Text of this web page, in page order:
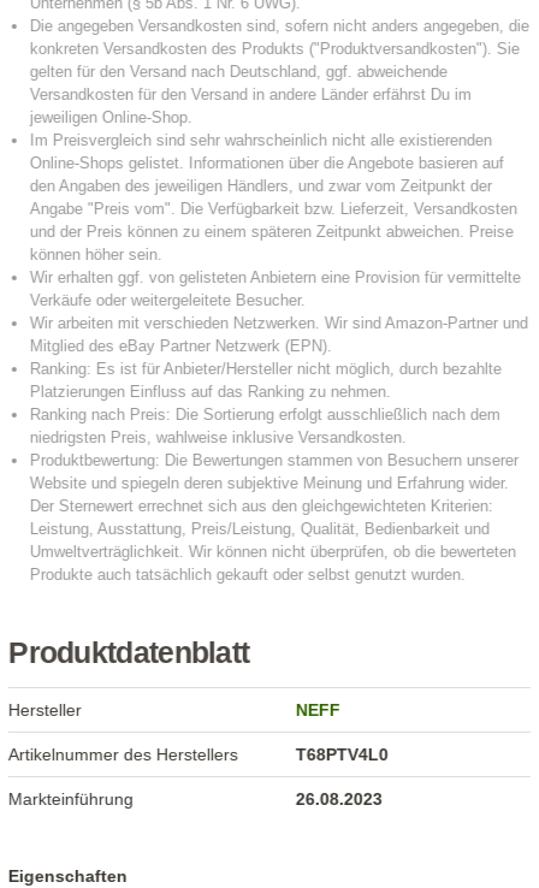
Produktdatenblatt
Hersteller NEFF
Artikelnummer des Herstellers T68PTV4L0
Markteinführung 26.08.2023
Eigenschaften